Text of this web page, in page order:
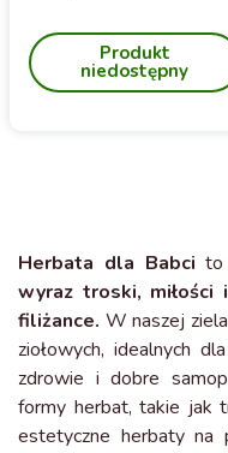
wchodzą liofilizowane
ziele mięty, ziele melisy,
ziele pysznogłówki,
Produkt
niedostępny
Herbata dla Babci
wyraz troski, miłości
filiżance. W naszej
ziołowych, idealnych
zdrowie i dobre
formy herbat, takie jak
estetyczne herbaty na